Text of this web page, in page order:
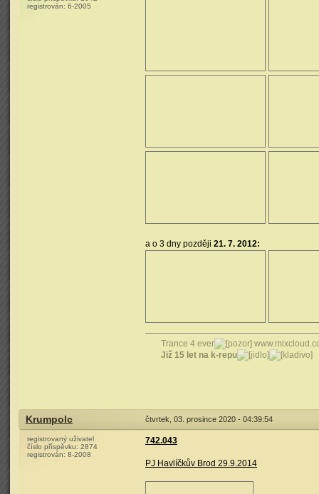
registrován: 6-2005
a o 3 dny později 21. 7. 2012:
Trance 4 ever
Již 15 let na k-repu
Krumpolc čtvrtek, 03. prosince 2020 - 04:39:54
registrovaný uživatel
číslo příspěvku: 2874
registrován: 8-2008
742.043
PJ Havlíčkův Brod 29.9.2014